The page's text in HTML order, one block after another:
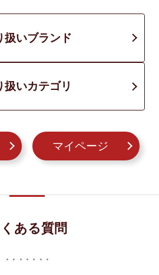
扱いブランド
扱いカテゴリ
マイページ
ある質問